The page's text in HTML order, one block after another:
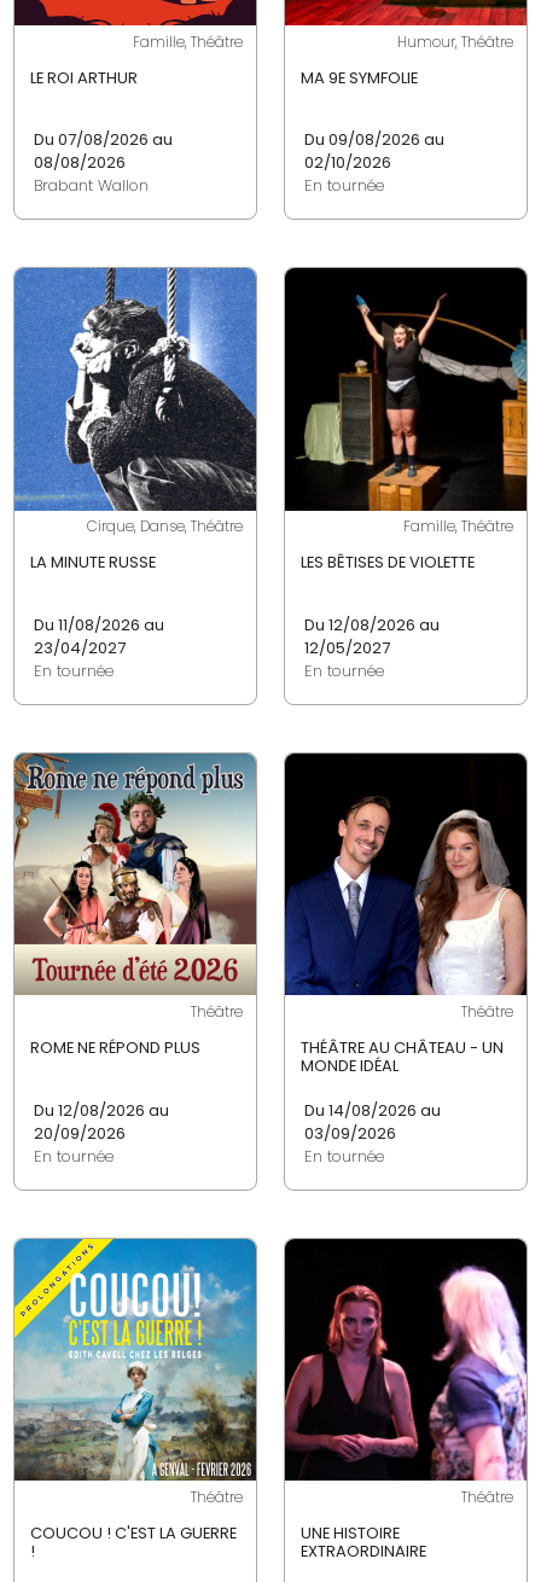
Famille, Théâtre
LE ROI ARTHUR
Du 07/08/2026 au
08/08/2026
Brabant Wallon
Humour, Théâtre
MA 9E SYMFOLIE
Du 09/08/2026 au
02/10/2026
En tournée
Cirque, Danse, Théâtre
LA MINUTE RUSSE
Du 11/08/2026 au
23/04/2027
En tournée
Famille, Théâtre
LES BÊTISES DE VIOLETTE
Du 12/08/2026 au
12/05/2027
En tournée
Théâtre
ROME NE RÉPOND PLUS
Du 12/08/2026 au
20/09/2026
En tournée
Théâtre
THÉÂTRE AU CHÂTEAU - UN
MONDE IDÉAL
Du 14/08/2026 au
03/09/2026
En tournée
Théâtre
COUCOU ! C'EST LA GUERRE
!
Théâtre
UNE HISTOIRE
EXTRAORDINAIRE